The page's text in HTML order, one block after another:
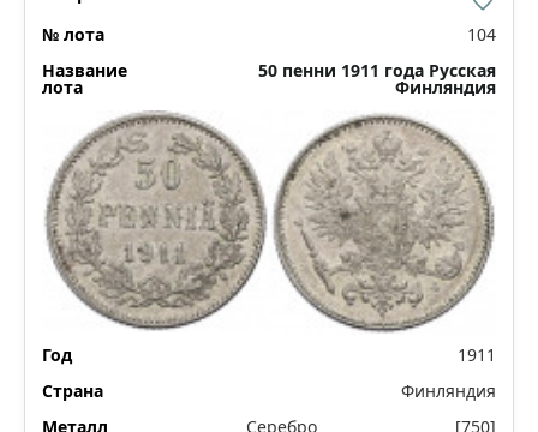
104
50 пенни 1911 года Русская
Финляндия
1911
Финляндия
Серебро
[750]